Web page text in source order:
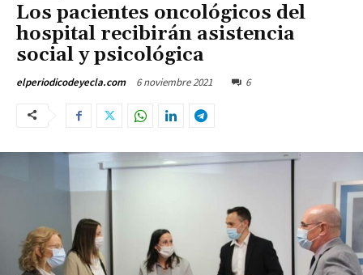
Los pacientes oncológicos del
hospital recibirán asistencia
social y psicológica
elperiodicodeyecla.com 6 noviembre 2021 6